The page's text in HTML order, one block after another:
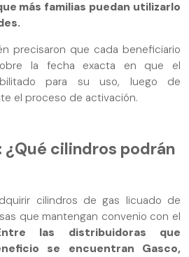
más familias puedan utilizarlo
precisaron que cada beneficiario
la fecha exacta en que el
para su uso, luego de
el proceso de activación.
¿Qué cilindros podrán
cilindros de gas licuado de
que mantengan convenio con el
las distribuidoras que
se encuentran Gasco,